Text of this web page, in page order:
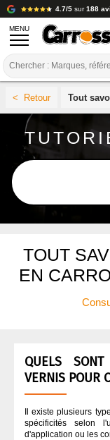
4.7/5 sur188
MENU
PREPARATION /
CONSOMMABLE
OUTILLAGE
ÉQUIPEMENT
MARQUES
INSTALLATION
TUTORIEL &
Tout
TOUT
EN
QUELS
VERNIS POUR
Il existe plusieurs
spécificités selon
d'application ou les